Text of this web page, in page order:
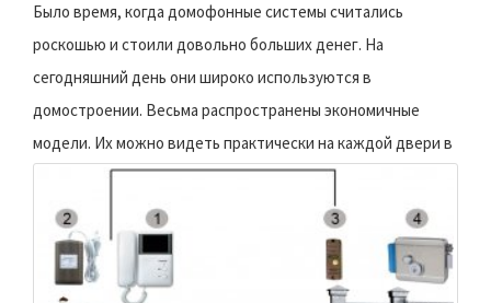
Было время, когда домофонные системы считались
роскошью и стоили довольно больших денег. На
сегодняшний день они широко используются в
домостроении. Весьма распространены экономичные
модели. Их можно видеть практически на каждой двери в